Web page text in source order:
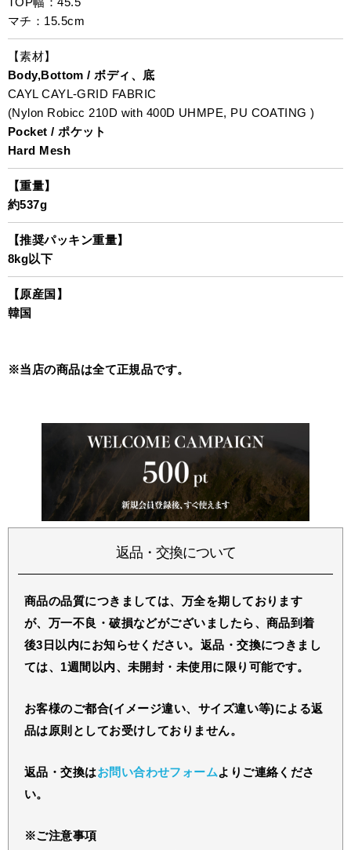
マチ：15.5cm
【素材】
Body,Bottom / ボディ、底
CAYL CAYL-GRID FABRIC
(Nylon Robicc 210D with 400D UHMPE, PU COATING )
Pocket / ポケット
Hard Mesh
【重量】
約537g
【推奨パッキン重量】
8kg以下
【原産国】
韓国
※当店の商品は全て正規品です。
返品・交換について
商品の品質につきましては、万全を期しております
が、万一不良・破損などがございましたら、商品到着
後3日以内にお知らせください。返品・交換につきまし
ては、1週間以内、未開封・未使用に限り可能です。
お客様のご都合(イメージ違い、サイズ違い等)による返
品は原則としてお受けしておりません。
返品・交換はお問い合わせフォームよりご連絡くださ
い。
※ご注意事項